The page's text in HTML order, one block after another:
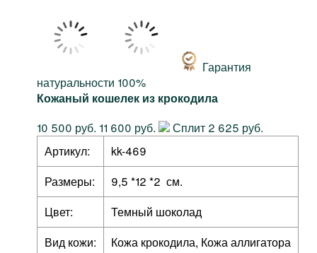
Гарантия
натуральности 100%
Кожаный кошелек из крокодила
10 500 руб. 11 600 руб.
Сплит 2 625 руб.
Артикул:
kk-469
Размеры:
9,5 *12 *2 см.
Цвет:
Темный шоколад
Вид кожи:
Кожа крокодила, Кожа аллигатора